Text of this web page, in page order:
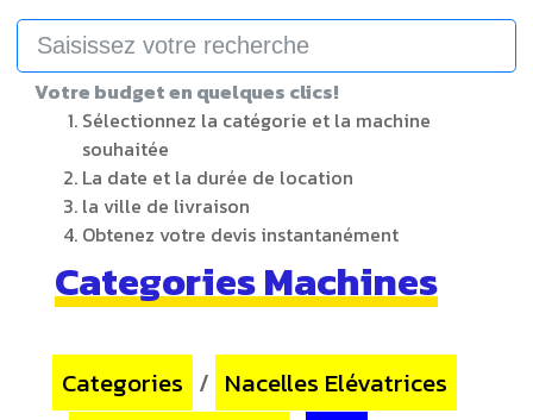
Votre budget en quelques clics!
Sélectionnez la catégorie et la machine
souhaitée
La date et la durée de location
la ville de livraison
Obtenez votre devis instantanément
Categories Machines
Categories / Nacelles Elévatrices